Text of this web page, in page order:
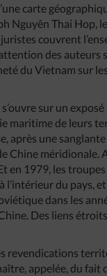
carte
Nguyên Thai Hop,
couvrent
des
du Vietnam sur
sur un
maritime de leurs
après une
Chine méridionale.
en 1979, les
du pays,
dans les
Des liens
revendications
appelée, du fait